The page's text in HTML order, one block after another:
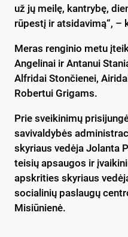
už jų meilę, kantrybę,
rūpestį ir atsidavimą“, –
Meras renginio metu
Angelinai ir Antanui
Alfridai Stončienei,
Robertui Grigams.
Prie sveikinimų
savivaldybės
skyriaus vedėja Jolanta
teisių apsaugos ir
apskrities skyriaus
socialinių paslaugų
Misiūnienė.